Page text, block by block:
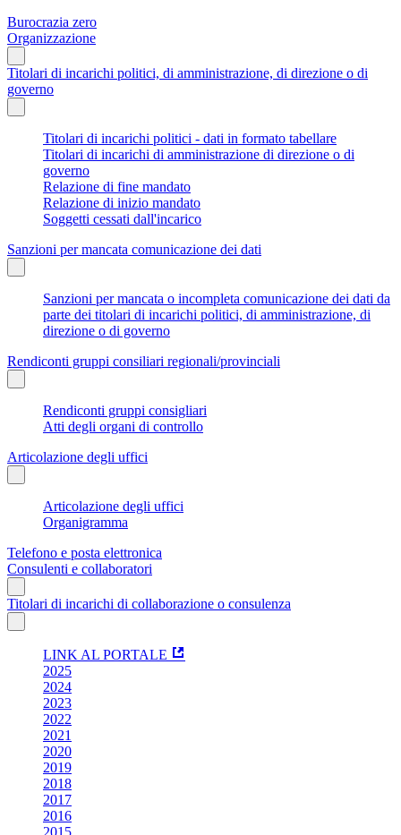
Burocrazia zero
Organizzazione
Titolari di incarichi politici, di amministrazione, di direzione o di
governo
Titolari di incarichi politici - dati in formato tabellare
Titolari di incarichi di amministrazione di direzione o di
governo
Relazione di fine mandato
Relazione di inizio mandato
Soggetti cessati dall'incarico
Sanzioni per mancata comunicazione dei dati
Sanzioni per mancata o incompleta comunicazione dei dati da
parte dei titolari di incarichi politici, di amministrazione, di
direzione o di governo
Rendiconti gruppi consiliari regionali/provinciali
Rendiconti gruppi consigliari
Atti degli organi di controllo
Articolazione degli uffici
Articolazione degli uffici
Organigramma
Telefono e posta elettronica
Consulenti e collaboratori
Titolari di incarichi di collaborazione o consulenza
LINK AL PORTALE
2025
2024
2023
2022
2021
2020
2019
2018
2017
2016
2015